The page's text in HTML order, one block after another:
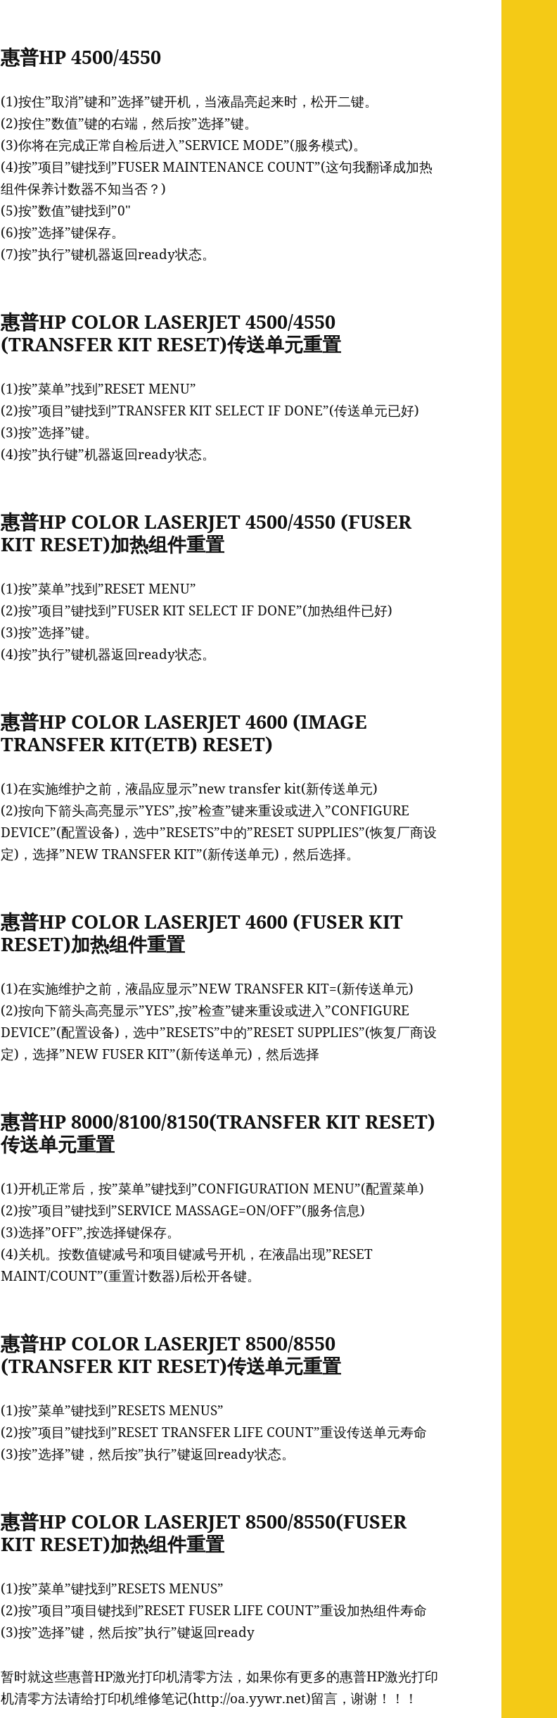
惠普HP 4500/4550
(1)按住”取消”键和”选择”键开机，当液晶亮起来时，松开二键。
(2)按住”数值”键的右端，然后按”选择”键。
(3)你将在完成正常自检后进入”SERVICE MODE”(服务模式)。
(4)按”项目”键找到”FUSER MAINTENANCE COUNT”(这句我翻译成加热
组件保养计数器不知当否？)
(5)按”数值”键找到”0″
(6)按”选择”键保存。
(7)按”执行”键机器返回ready状态。
惠普HP COLOR LASERJET 4500/4550
(TRANSFER KIT RESET)传送单元重置
(1)按”菜单”找到”RESET MENU”
(2)按”项目”键找到”TRANSFER KIT SELECT IF DONE”(传送单元已好)
(3)按”选择”键。
(4)按”执行键”机器返回ready状态。
惠普HP COLOR LASERJET 4500/4550 (FUSER
KIT RESET)加热组件重置
(1)按”菜单”找到”RESET MENU”
(2)按”项目”键找到”FUSER KIT SELECT IF DONE”(加热组件已好)
(3)按”选择”键。
(4)按”执行”键机器返回ready状态。
惠普HP COLOR LASERJET 4600 (IMAGE
TRANSFER KIT(ETB) RESET)
(1)在实施维护之前，液晶应显示”new transfer kit(新传送单元)
(2)按向下箭头高亮显示”YES”,按”检查”键来重设或进入”CONFIGURE
DEVICE”(配置设备)，选中”RESETS”中的”RESET SUPPLIES”(恢复厂商设
定)，选择”NEW TRANSFER KIT”(新传送单元)，然后选择。
惠普HP COLOR LASERJET 4600 (FUSER KIT
RESET)加热组件重置
(1)在实施维护之前，液晶应显示”NEW TRANSFER KIT=(新传送单元)
(2)按向下箭头高亮显示”YES”,按”检查”键来重设或进入”CONFIGURE
DEVICE”(配置设备)，选中”RESETS”中的”RESET SUPPLIES”(恢复厂商设
定)，选择”NEW FUSER KIT”(新传送单元)，然后选择
惠普HP 8000/8100/8150(TRANSFER KIT RESET)
传送单元重置
(1)开机正常后，按”菜单”键找到”CONFIGURATION MENU”(配置菜单)
(2)按”项目”键找到”SERVICE MASSAGE=ON/OFF”(服务信息)
(3)选择”OFF”,按选择键保存。
(4)关机。按数值键减号和项目键减号开机，在液晶出现”RESET
MAINT/COUNT”(重置计数器)后松开各键。
惠普HP COLOR LASERJET 8500/8550
(TRANSFER KIT RESET)传送单元重置
(1)按”菜单”键找到”RESETS MENUS”
(2)按”项目”键找到”RESET TRANSFER LIFE COUNT”重设传送单元寿命
(3)按”选择”键，然后按”执行”键返回ready状态。
惠普HP COLOR LASERJET 8500/8550(FUSER
KIT RESET)加热组件重置
(1)按”菜单”键找到”RESETS MENUS”
(2)按”项目”项目键找到”RESET FUSER LIFE COUNT”重设加热组件寿命
(3)按”选择”键，然后按”执行”键返回ready
暂时就这些惠普HP激光打印机清零方法，如果你有更多的惠普HP激光打印
机清零方法请给打印机维修笔记(http://oa.yywr.net)留言，谢谢！！！